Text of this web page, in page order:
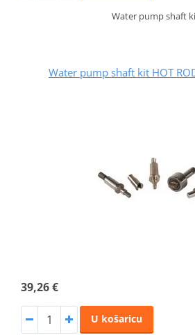
Water pump shaft
Water pump shaft kit HOT
39,26 €
U košaricu